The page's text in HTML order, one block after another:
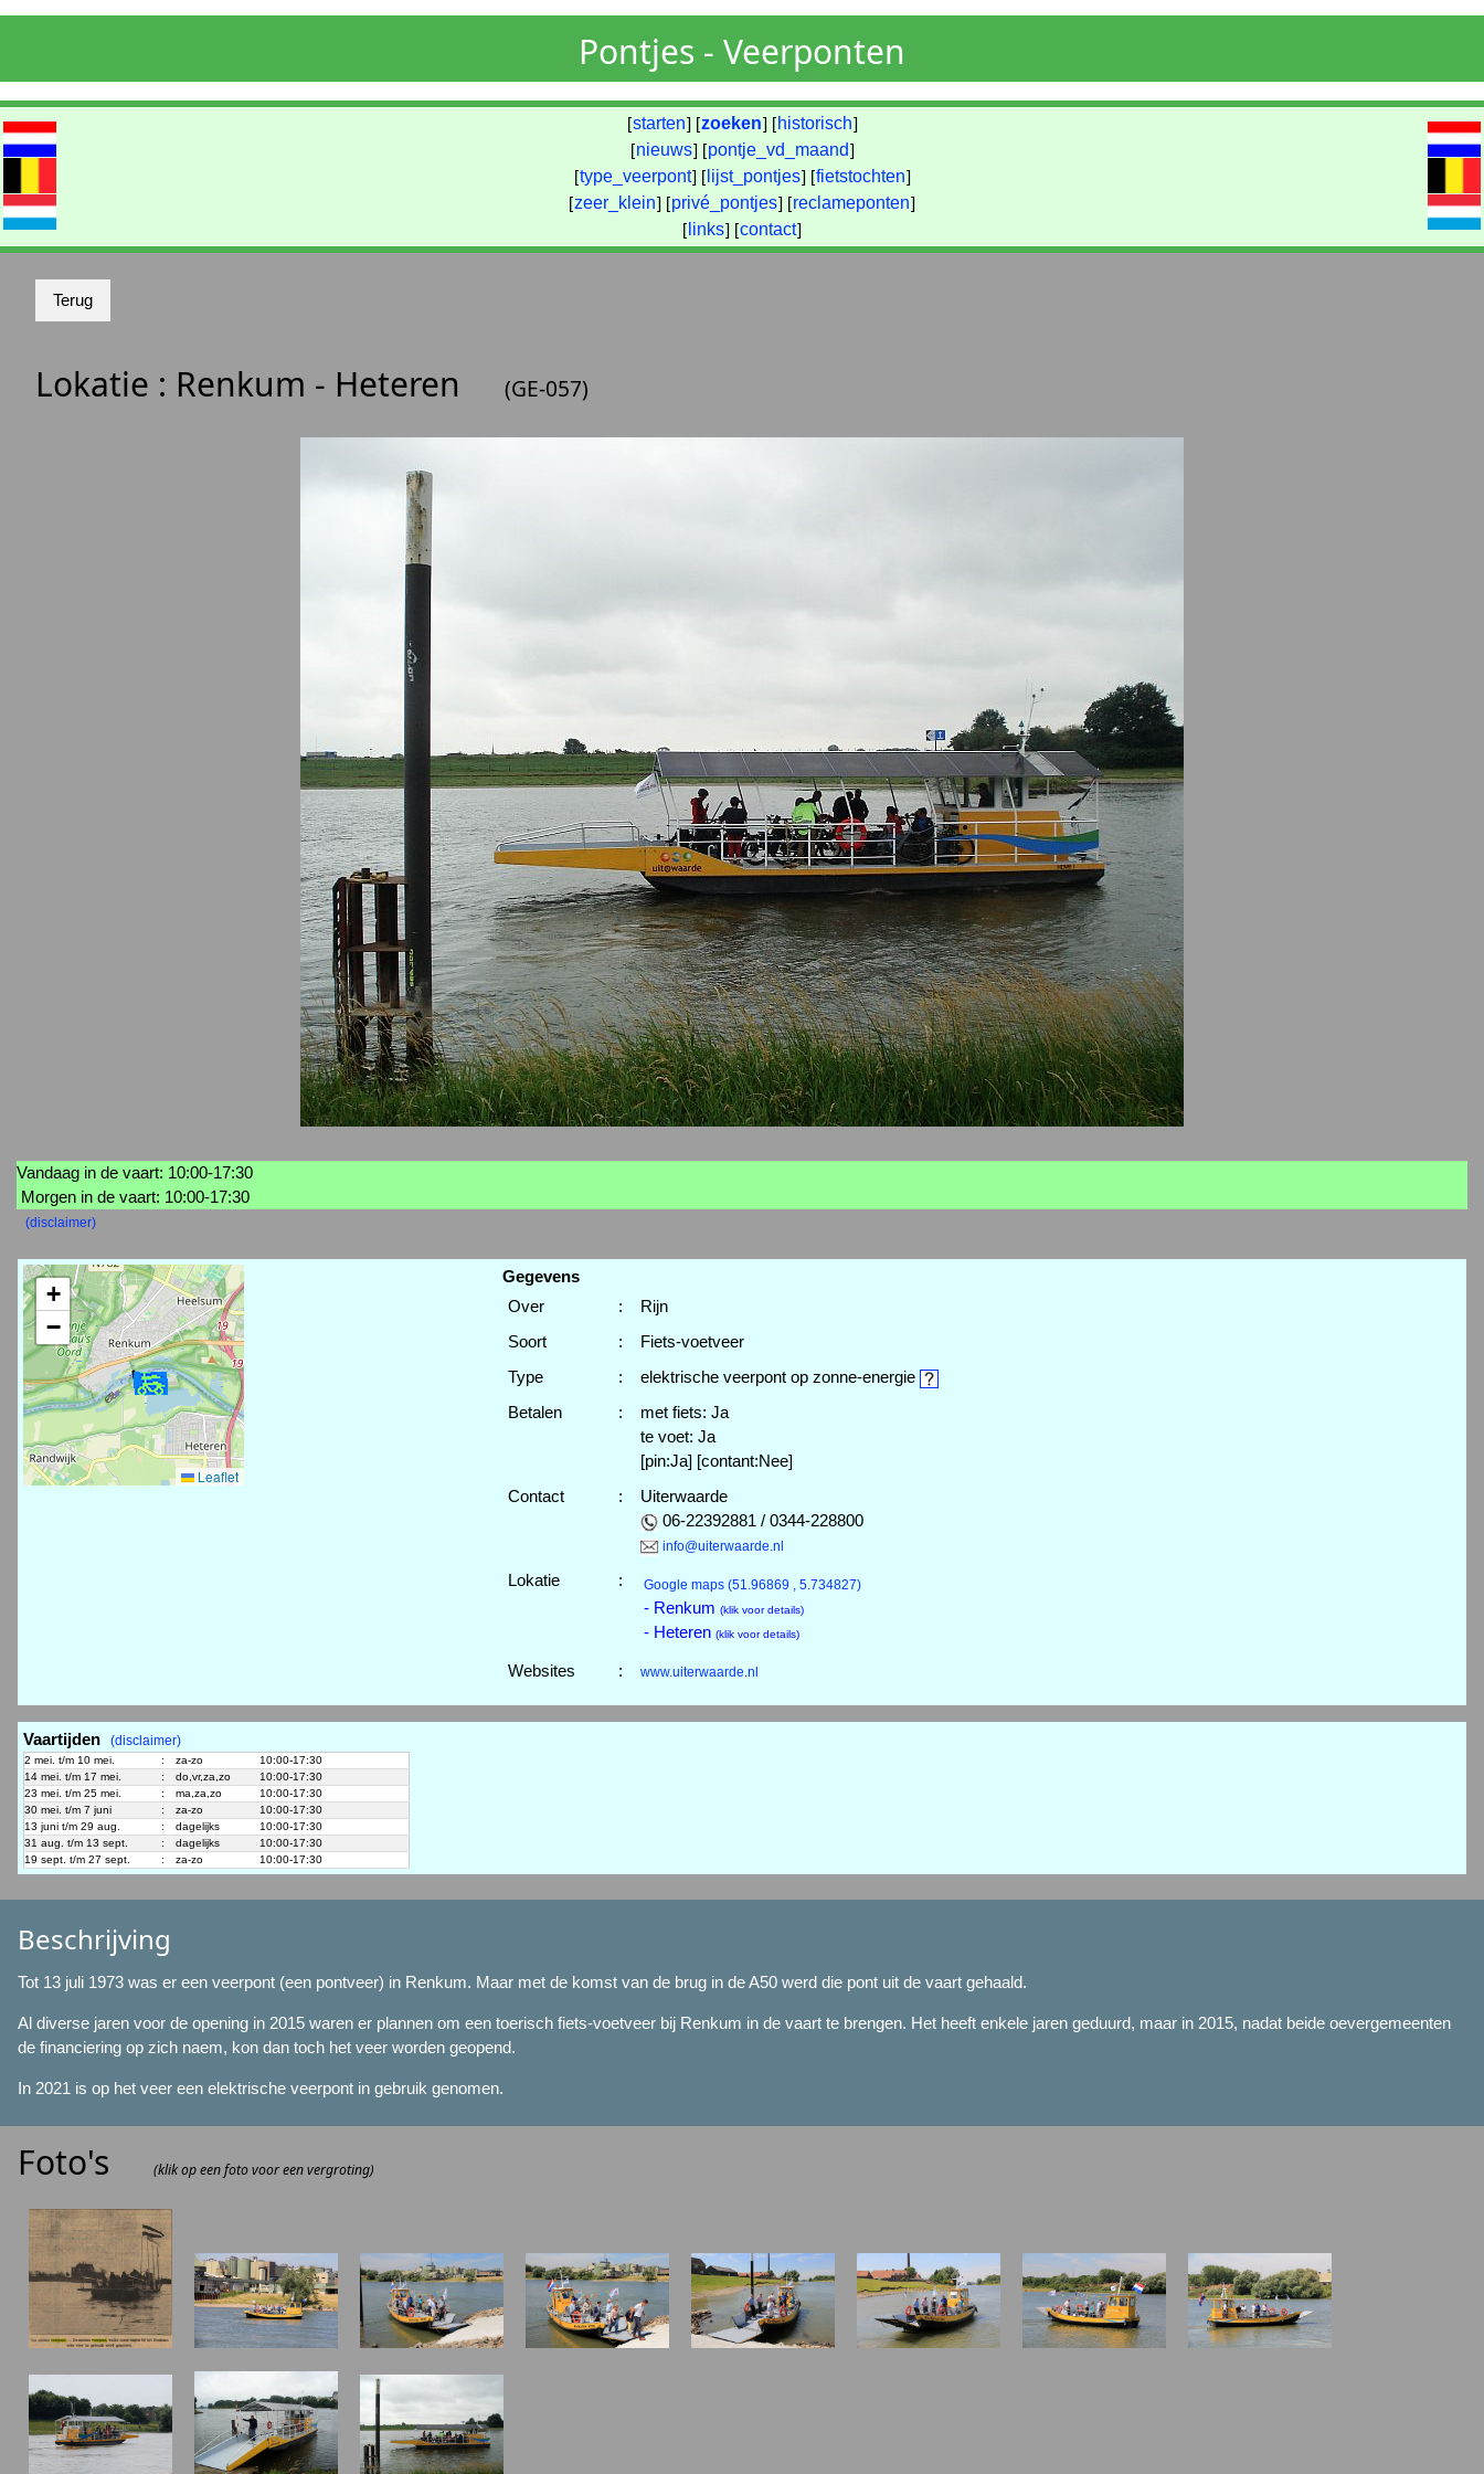
Pontjes - Veerponten
[starten] [zoeken] [ historisch]
[nieuws] [pontje_vd_maand]
[type_veerpont] [ lijst_pontjes] [fietstochten]
[zeer_klein] [privé_pontjes] [reclameponten]
[ links] [contact]
Lokatie : Renkum - Heteren (GE-057)
Vandaag in de vaart: 10:00-17:30
Morgen in de vaart: 10:00-17:30
(disclaimer)
+
−
Leaflet
Gegevens
Over
:
Rijn
Soort
:
Fiets-voetveer
Type
:
elektrische veerpont op zonne-energie
Betalen
:
met fiets: Ja
te voet: Ja
[pin:Ja] [contant:Nee]
Contact
:
Uiterwaarde
06-22392881 / 0344-228800
info@uiterwaarde.nl
Lokatie : Google maps (51.96869 , 5.734827)
- Renkum (klik voor details)
- Heteren (klik voor details)
Websites : www.uiterwaarde.nl
Vaartijden (disclaimer)
2 mei. t/m 10 mei. : za-zo
10:00-17:30
14 mei. t/m 17 mei.
: do,vr,za,zo
10:00-17:30
23 mei. t/m 25 mei.
: ma,za,zo
10:00-17:30
30 mei. t/m 7 juni
: za-zo
10:00-17:30
13 juni t/m 29 aug.
: dagelijks
10:00-17:30
31 aug. t/m 13 sept.
: dagelijks
10:00-17:30
19 sept. t/m 27 sept.
: za-zo 10:00-17:30
Beschrijving
Tot 13 juli 1973 was er een veerpont (een pontveer) in Renkum. Maar met de komst van de brug in de A50 werd die pont uit de vaart gehaald.
Al diverse jaren voor de opening in 2015 waren er plannen om een toerisch fiets-voetveer bij Renkum in de vaart te brengen. Het heeft enkele jaren geduurd, maar in 2015, nadat beide oevergemeenten
de financiering op zich naem, kon dan toch het veer worden geopend.
In 2021 is op het veer een elektrische veerpont in gebruik genomen.
Foto's (klik op een foto voor een vergroting)